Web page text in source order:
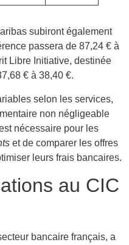
subiront également
passera de 87,24 € à
Libre Initiative, destinée
€ à 38,40 €.
selon les services,
non négligeable
nécessaire pour les
et de comparer les offres
leurs frais bancaires.
au CIC
bancaire français, a